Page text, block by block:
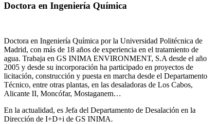
Doctora en Ingeniería Química
Doctora en Ingeniería Química por la Universidad Politécnica de
Madrid, con más de 18 años de experiencia en el tratamiento de
agua. Trabaja en GS INIMA ENVIRONMENT, S.A desde el año
2005 y desde su incorporación ha participado en proyectos de
licitación, construcción y puesta en marcha desde el Departamento
Técnico, entre otras plantas, en las desaladoras de Los Cabos,
Alicante II, Moncófar, Mostaganem…
En la actualidad, es Jefa del Departamento de Desalación en la
Dirección de I+D+i de GS INIMA.